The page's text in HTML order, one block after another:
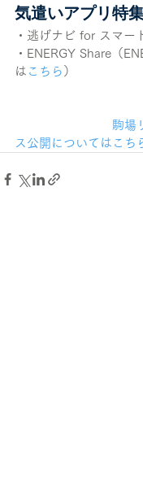
気遣いアプリ特
・逃げナビ for スマー
・ENERGY Share（
は こちら ）